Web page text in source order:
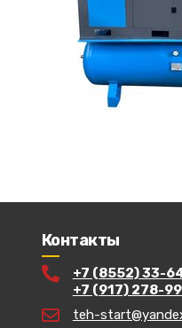
Контакты
+7 (8552) 33-
+7 (917) 278-
teh-